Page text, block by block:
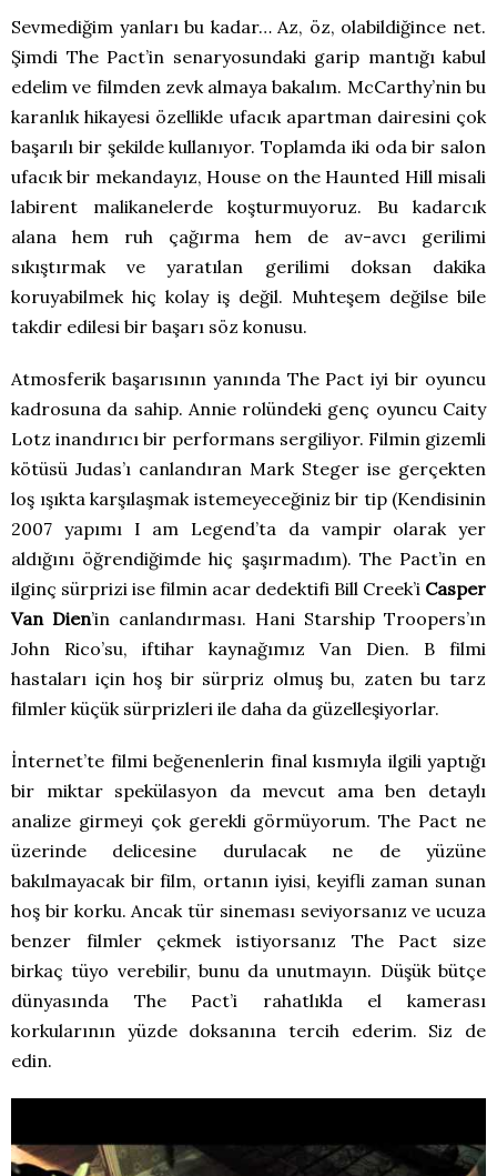
Sevmediğim yanları bu kadar… Az, öz, olabildiğince net.
Şimdi The Pact’in senaryosundaki garip mantığı kabul
edelim ve filmden zevk almaya bakalım. McCarthy’nin bu
karanlık hikayesi özellikle ufacık apartman dairesini çok
başarılı bir şekilde kullanıyor. Toplamda iki oda bir salon
ufacık bir mekandayız, House on the Haunted Hill misali
labirent malikanelerde koşturmuyoruz. Bu kadarcık
alana hem ruh çağırma hem de av-avcı gerilimi
sıkıştırmak ve yaratılan gerilimi doksan dakika
koruyabilmek hiç kolay iş değil. Muhteşem değilse bile
takdir edilesi bir başarı söz konusu.
Atmosferik başarısının yanında The Pact iyi bir oyuncu
kadrosuna da sahip. Annie rolündeki genç oyuncu Caity
Lotz inandırıcı bir performans sergiliyor. Filmin gizemli
kötüsü Judas’ı canlandıran Mark Steger ise gerçekten
loş ışıkta karşılaşmak istemeyeceğiniz bir tip (Kendisinin
2007 yapımı I am Legend’ta da vampir olarak yer
aldığını öğrendiğimde hiç şaşırmadım). The Pact’in en
ilginç sürprizi ise filmin acar dedektifi Bill Creek’i Casper
Van Dien’in canlandırması. Hani Starship Troopers’ın
John Rico’su, iftihar kaynağımız Van Dien. B filmi
hastaları için hoş bir sürpriz olmuş bu, zaten bu tarz
filmler küçük sürprizleri ile daha da güzelleşiyorlar.
İnternet’te filmi beğenenlerin final kısmıyla ilgili yaptığı
bir miktar spekülasyon da mevcut ama ben detaylı
analize girmeyi çok gerekli görmüyorum. The Pact ne
üzerinde delicesine durulacak ne de yüzüne
bakılmayacak bir film, ortanın iyisi, keyifli zaman sunan
hoş bir korku. Ancak tür sineması seviyorsanız ve ucuza
benzer filmler çekmek istiyorsanız The Pact size
birkaç tüyo verebilir, bunu da unutmayın. Düşük bütçe
dünyasında The Pact’i rahatlıkla el kamerası
korkularının yüzde doksanına tercih ederim. Siz de
edin.